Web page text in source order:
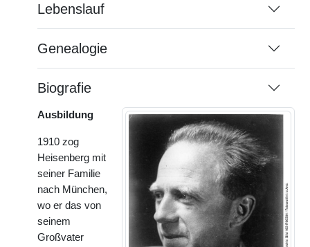
Lebenslauf
Genealogie
Biografie
Ausbildung
1910 zog
Heisenberg mit
seiner Familie
nach München,
wo er das von
seinem
Großvater